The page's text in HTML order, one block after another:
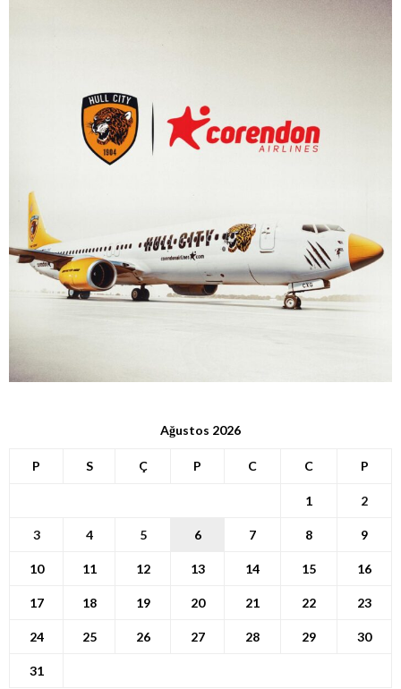
Ağustos 2026
P S Ç P C C P
1 2
3 4 5 6 7 8 9
10 11 12 13 14 15 16
17 18 19 20 21 22 23
24 25 26 27 28 29 30
31